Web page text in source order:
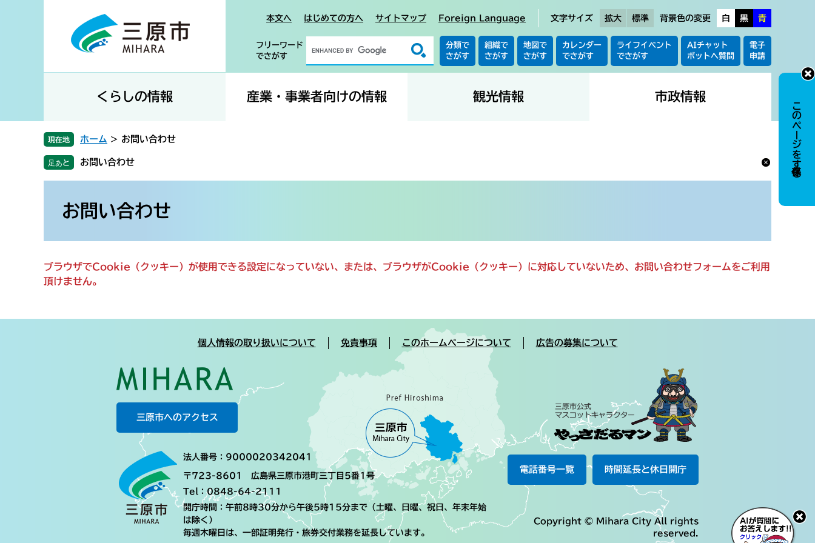
。
て
本文へ はじめての方へ サイトマップ Foreign Language 文字サイズ 拡大 標準 背景色の変更 白 黒 青
フリーワード
でさがす
分類で
さがす
組織で
さがす
地図で
さがす
カレンダー
でさがす
ライフイベント
でさがす
AIチャット
ボットへ質問
電子
申請
くらしの情報 産業・事業者向けの情報 観光情報 市政情報
現在地 ホーム > お問い合わせ
お問い合わせ
お問い合わせ
ブラウザでCookie（クッキー）が使用できる設定になっていない、または、ブラウザがCookie（クッキー）に対応していないため、お問い合わせフォームをご利用
頂けません。
個人情報の取り扱いについて 免責事項 このホームページについて 広告の募集について
三原市へのアクセス
法人番号：9000020342041
〒723-8601 広島県三原市港町三丁目5番1号
Tel：0848-64-2111
開庁時間：午前8時30分から午後5時15分まで（土曜、日曜、祝日、年末年始
は除く）
毎週木曜日は、一部証明発行・旅券交付業務を延長しています。
電話番号一覧 時間延長と休日開庁
Copyright © Mihara City All rights
reserved.
このページを保存する